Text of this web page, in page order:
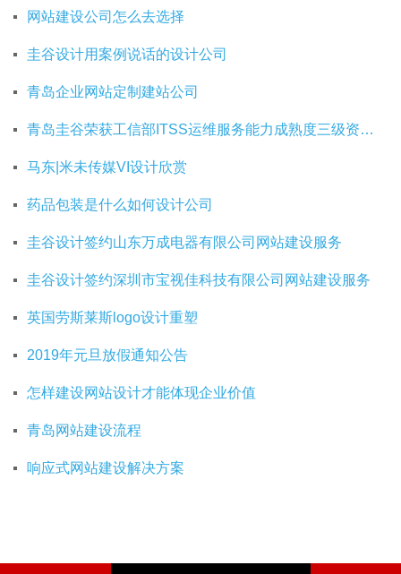
网站建设公司怎么去选择
圭谷设计用案例说话的设计公司
青岛企业网站定制建站公司
青岛圭谷荣获工信部ITSS运维服务能力成熟度三级资质证书
马东|米未传媒VI设计欣赏
药品包装是什么如何设计公司
圭谷设计签约山东万成电器有限公司网站建设服务
圭谷设计签约深圳市宝视佳科技有限公司网站建设服务
英国劳斯莱斯logo设计重塑
2019年元旦放假通知公告
怎样建设网站设计才能体现企业价值
青岛网站建设流程
响应式网站建设解决方案